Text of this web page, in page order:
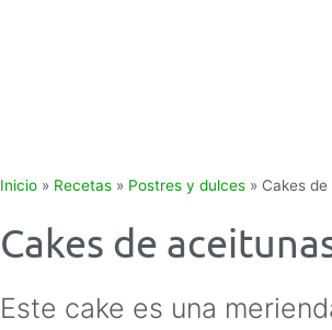
Inicio » Recetas » Postres y dulces » Cakes
Cakes de
Este cake es una